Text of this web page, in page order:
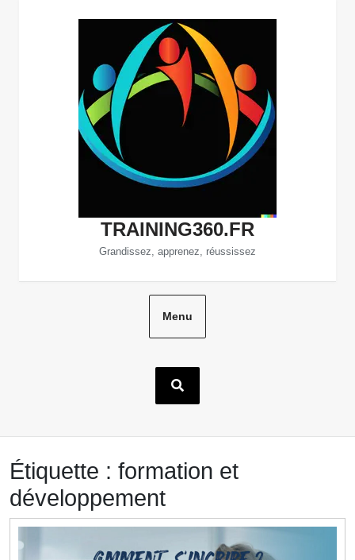
TRAINING360.FR
Grandissez, apprenez, réussissez
Menu
Étiquette : formation et
développement